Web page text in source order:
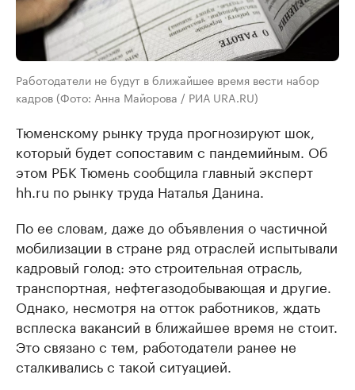
Работодатели не будут в ближайшее время вести набор
кадров (Фото: Анна Майорова / РИА URA.RU)
Тюменскому рынку труда прогнозируют шок,
который будет сопоставим с пандемийным. Об
этом РБК Тюмень сообщила главный эксперт
hh.ru по рынку труда Наталья Данина.
По ее словам, даже до объявления о частичной
мобилизации в стране ряд отраслей испытывали
кадровый голод: это строительная отрасль,
транспортная, нефтегазодобывающая и другие.
Однако, несмотря на отток работников, ждать
всплеска вакансий в ближайшее время не стоит.
Это связано с тем, работодатели ранее не
сталкивались с такой ситуацией.